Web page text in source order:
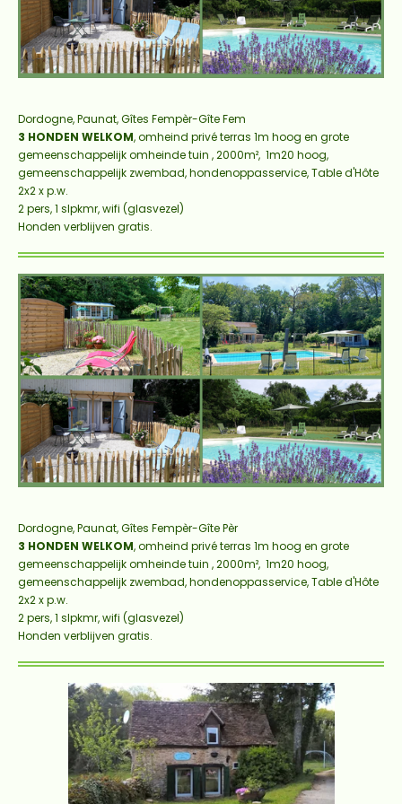
Dordogne, Paunat, Gîtes Fempèr-Gîte Fem
3 HONDEN WELKOM,omheind privé terras 1m hoog en grote
gemeenschappelijk omheinde tuin , 2000m², 1m20 hoog,
gemeenschappelijk zwembad, hondenoppasservice, Table d'Hôte
2x2 x p.w.
2 pers, 1 slpkmr, wifi (glasvezel)
Honden verblijven gratis.
Dordogne, Paunat, Gîtes Fempèr-Gîte Pèr
3 HONDEN WELKOM,omheind privé terras 1m hoog en grote
gemeenschappelijk omheinde tuin , 2000m², 1m20 hoog,
gemeenschappelijk zwembad, hondenoppasservice, Table d'Hôte
2x2 x p.w.
2 pers, 1 slpkmr, wifi (glasvezel)
Honden verblijven gratis.